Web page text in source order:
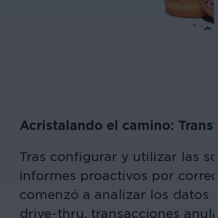
Acristalando el camino:
Tras configurar y utilizar las
informes proactivos por
comenzó a analizar los datos
drive-thru, transacciones